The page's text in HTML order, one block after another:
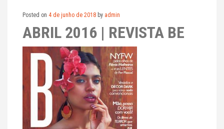
Posted on 4 de junho de 2018 by admin
ABRIL 2016 | REVISTA BE